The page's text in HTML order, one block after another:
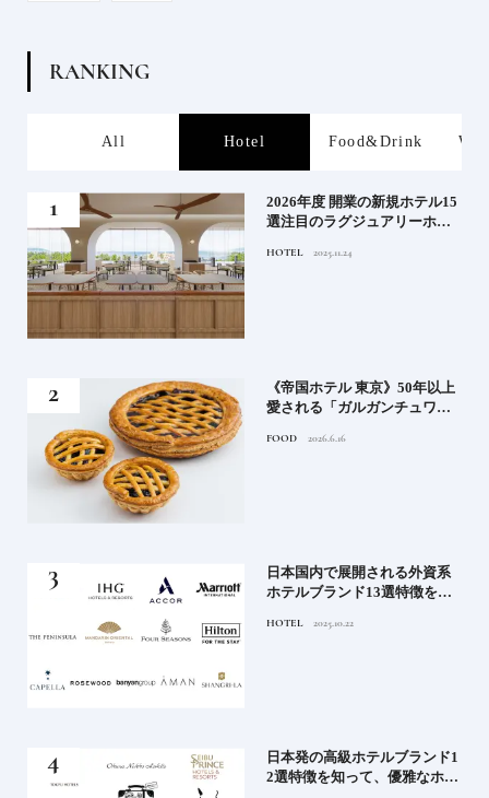
RANKING
All Hotel Food&Drink
2026年度 開業の新規ホテル15
選注目のラグジュアリーホテ
ィホテルまでご紹介【前編】
HOTEL 2025.11.24
《帝国ホテル 東京》50年以上
愛される「ガルガンチュワ」
テルの美味しいスイーツ
FOOD 2026.6.16
日本国内で展開される外資系
ホテルブランド13選特徴を知
満喫｜ホテルブランド大解剖
HOTEL 2025.10.22
日本発の高級ホテルブランド1
2選特徴を知って、優雅なホテ